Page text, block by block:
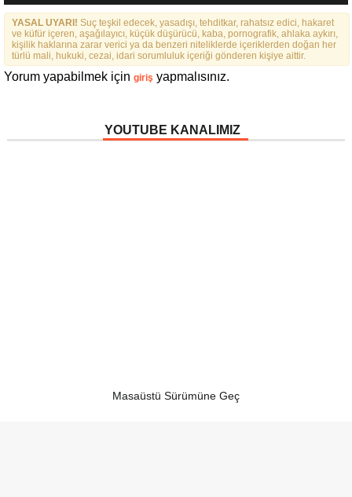
“DAHA GÜÇLÜ, DAHA ETKIN,
DAHA KAPSAYICI BIR
FEDERASYON İÇIN YOLA
ÇIKTIK”
YASAL UYARI! Suç teşkil edecek, yasadışı, tehditkar, rahatsız edici, hakaret
ve küfür içeren, aşağılayıcı, küçük düşürücü, kaba, pornografik, ahlaka aykırı,
kişilik haklarına zarar verici ya da benzeri niteliklerde içeriklerden doğan her
türlü mali, hukuki, cezai, idari sorumluluk içeriği gönderen kişiye aittir.
Yorum yapabilmek için giriş yapmalısınız.
YOUTUBE KANALIMIZ
Masaüstü Sürümüne Geç